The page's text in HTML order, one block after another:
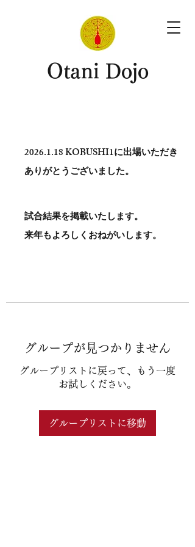
​Otani Dojo
2026.1.18KOBUSHI1に出場いただき
ありがとう​ございました。
試合結果を掲載いたします。
​来年もよろしくおねがいします。
グループが見つかりません
グループリストに戻って、もう一度
お試しください。
グループリストに移動